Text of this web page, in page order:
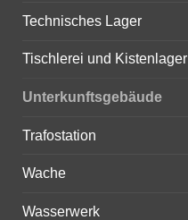
Technisches Lager
Tischlerei und Kistenlager
Unterkunftsgebäude
Trafostation
Wache
Wasserwerk